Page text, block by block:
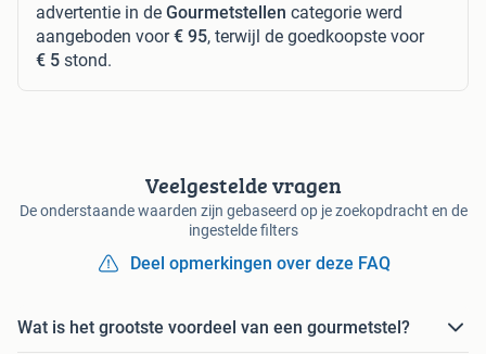
advertentie in de Gourmetstellen categorie werd
aangeboden voor€ 95, terwijl de goedkoopste voor
€ 5 stond.
Veelgestelde vragen
De onderstaande waarden zijn gebaseerd op je zoekopdracht en de
ingestelde filters
Deel opmerkingen over deze FAQ
Wat is het grootste voordeel van een gourmetstel?